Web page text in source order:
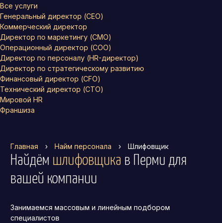
Все услуги
Генеральный директор (CEO)
Коммерческий директор
Директор по маркетингу (CMO)
Операционный директор (COO)
Директор по персоналу (HR-директор)
Директор по стратегическому развитию
Финансовый директор (CFO)
Технический директор (CTO)
Мировой HR
Франшиза
Главная › Найм персонала › Шлифовщик
Найдём шлифовщика в Перми для
вашей компании
Занимаемся массовым и линейным подбором
специалистов